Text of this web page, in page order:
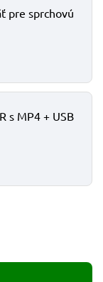
pre sprchovú
s MP4 + USB